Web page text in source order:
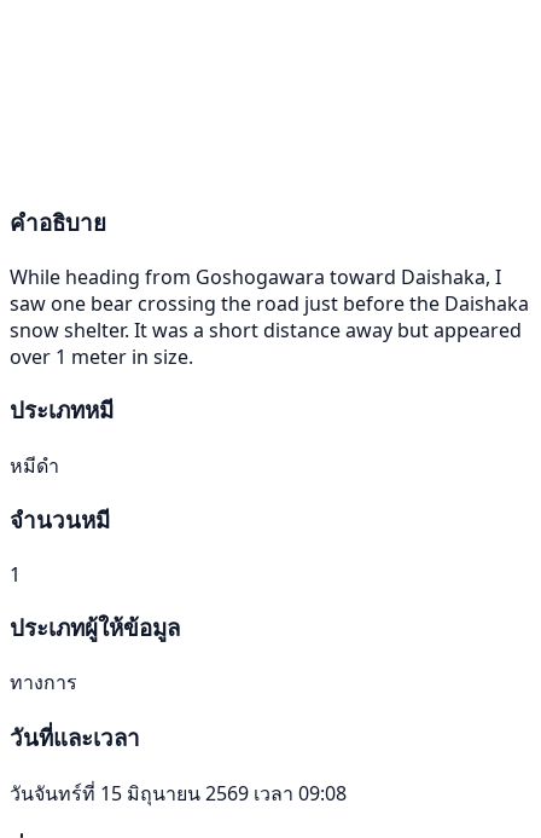
คำอธิบาย
While heading from Goshogawara toward Daishaka, I
saw one bear crossing the road just before the Daishaka
snow shelter. It was a short distance away but appeared
over 1 meter in size.
ประเภทหมี
หมีดำ
จำนวนหมี
1
ประเภทผู้ให้ข้อมูล
ทางการ
วันที่และเวลา
วันจันทร์ที่ 15 มิถุนายน 2569 เวลา 09:08